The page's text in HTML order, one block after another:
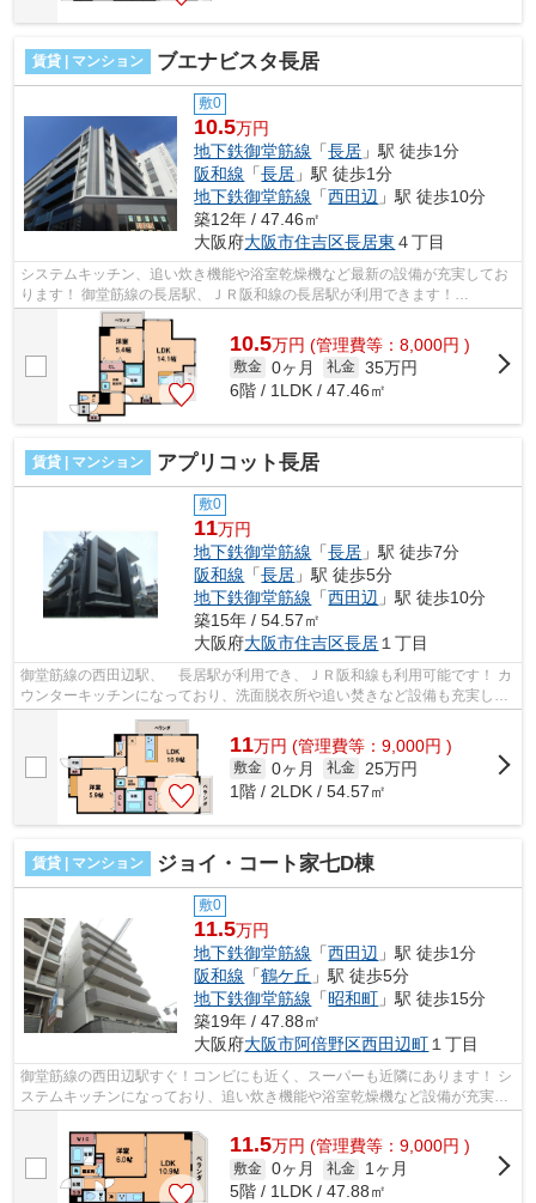
賃貸 | マンション ブエナビスタ長居
敷0
10.5万円
地下鉄御堂筋線 「長居 」駅 徒歩1分
阪和線 「長居 」駅 徒歩1分
地下鉄御堂筋線 「西田辺 」駅 徒歩10分
築12年 / 47.46㎡
大阪府大阪市住吉区長居東 ４丁目
システムキッチン、追い炊き機能や浴室乾燥機など最新の設備が充実してお
ります！ 御堂筋線の長居駅、ＪＲ阪和線の長居駅が利用できます！
■□■□■□■□■□■□■□■□■□■□■□■□■□■□■□■□■□■□■□■...
10.5万円 (管理費等：8,000円 )
敷金 0ヶ月 礼金 35万円
6階 / 1LDK / 47.46㎡
賃貸 | マンション アプリコット長居
敷0
11万円
地下鉄御堂筋線 「長居 」駅 徒歩7分
阪和線 「長居 」駅 徒歩5分
地下鉄御堂筋線 「西田辺 」駅 徒歩10分
築15年 / 54.57㎡
大阪府大阪市住吉区長居 １丁目
御堂筋線の西田辺駅、 長居駅が利用でき、ＪＲ阪和線も利用可能です！ カ
ウンターキッチンになっており、洗面脱衣所や追い焚きなど設備も充実して
おります！ ■□■□■□■□■□■□■□■□■□■□■...
11万円 (管理費等：9,000円 )
敷金 0ヶ月 礼金
25万円
1階 / 2LDK / 54.57㎡
賃貸 | マンション ジョイ・コート家七D棟
敷0
11.5万円
地下鉄御堂筋線 「西田辺 」駅 徒歩1分
阪和線 「鶴ケ丘 」駅 徒歩5分
地下鉄御堂筋線 「昭和町 」駅 徒歩15分
築19年 / 47.88㎡
大阪府大阪市阿倍野区西田辺町 １丁目
御堂筋線の西田辺駅すぐ！コンビにも近く、スーパーも近隣にあります！ シ
ステムキッチンになっており、追い炊き機能や浴室乾燥機など設備が充実し
ております！ ■□■□■□■□■□■□■□■□■□■...
11.5万円 (管理費等：9,000円 )
敷金 0ヶ月 礼金
1ヶ月
5階 / 1LDK / 47.88㎡